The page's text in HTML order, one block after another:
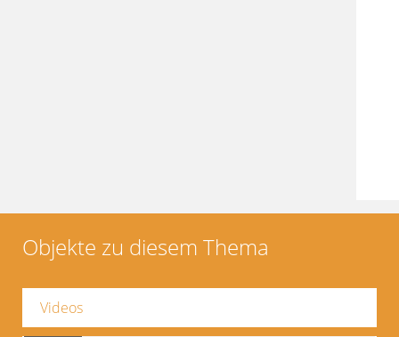
Objekte zu diesem Thema
Videos